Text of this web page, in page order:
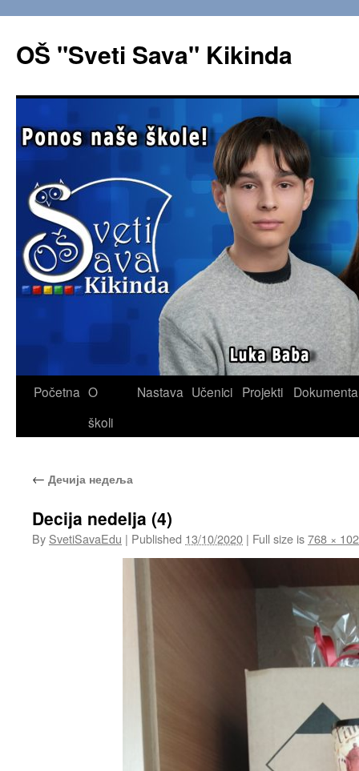
OŠ "Sveti Sava" Kikinda
Skip
Početna O
školi
Nastava Učenici Projekti Dokumenta
← Дечија недеља
Decija nedelja (4)
By SvetiSavaEdu | Published 13/10/2020 | Full size is768 ×